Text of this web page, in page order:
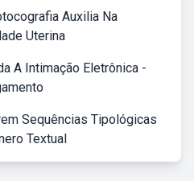
Auxilia Na
Uterina
A Intimação Eletrônica -
Sequências Tipológicas
Textual